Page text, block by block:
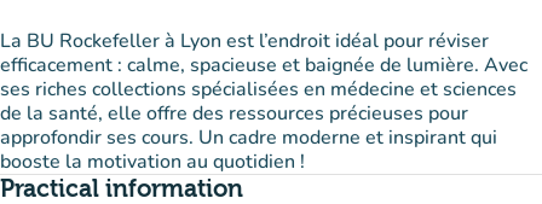
La BU Rockefeller à Lyon est l’endroit idéal pour réviser
efficacement : calme, spacieuse et baignée de lumière. Avec
ses riches collections spécialisées en médecine et sciences
de la santé, elle offre des ressources précieuses pour
approfondir ses cours. Un cadre moderne et inspirant qui
booste la motivation au quotidien !
Practical information